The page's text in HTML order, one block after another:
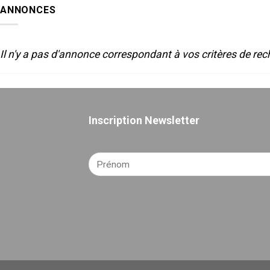
ANNONCES
Il n'y a pas d'annonce correspondant à vos critères de
Inscription Newsletter